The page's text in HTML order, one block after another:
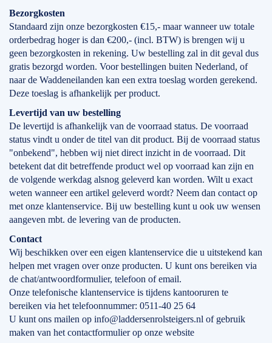
Bezorgkosten
Standaard zijn onze bezorgkosten €15,- maar wanneer uw totale
orderbedrag hoger is dan €200,- (incl. BTW) is brengen wij u
geen bezorgkosten in rekening. Uw bestelling zal in dit geval dus
gratis bezorgd worden. Voor bestellingen buiten Nederland, of
naar de Waddeneilanden kan een extra toeslag worden gerekend.
Deze toeslag is afhankelijk per product.
Levertijd van uw bestelling
De levertijd is afhankelijk van de voorraad status. De voorraad
status vindt u onder de titel van dit product. Bij de voorraad status
"onbekend", hebben wij niet direct inzicht in de voorraad. Dit
betekent dat dit betreffende product wel op voorraad kan zijn en
de volgende werkdag alsnog geleverd kan worden. Wilt u exact
weten wanneer een artikel geleverd wordt? Neem dan contact op
met onze klantenservice. Bij uw bestelling kunt u ook uw wensen
aangeven mbt. de levering van de producten.
Contact
Wij beschikken over een eigen klantenservice die u uitstekend kan
helpen met vragen over onze producten. U kunt ons bereiken via
de chat/antwoordformulier, telefoon of email.
Onze telefonische klantenservice is tijdens kantooruren te
bereiken via het telefoonnummer: 0511-40 25 64
U kunt ons mailen op info@laddersenrolsteigers.nl of gebruik
maken van het contactformulier op onze website